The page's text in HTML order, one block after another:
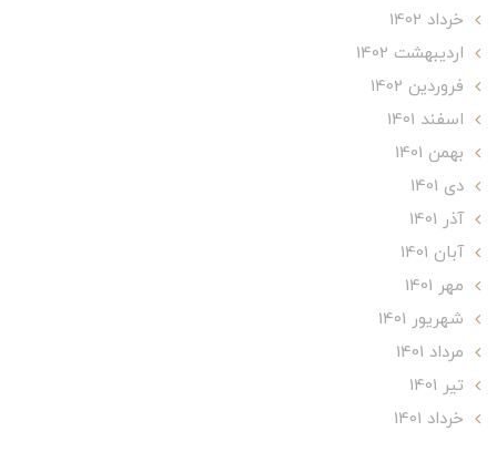
خرداد 1402
ارديبهشت 1402
فروردین 1402
اسفند 1401
بهمن 1401
دی 1401
آذر 1401
آبان 1401
مهر 1401
شهریور 1401
مرداد 1401
تير 1401
خرداد 1401